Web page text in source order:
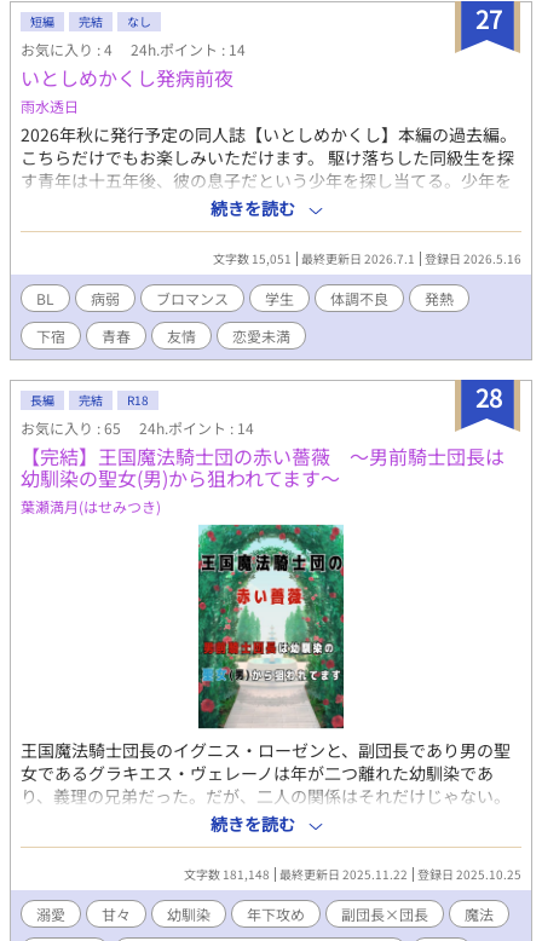
た、まるで全身が宝石で出来ているような超絶美形男子だった。
えーと、確か電気の光と太陽光で色が変わって見える宝石、あっ
たような……。後で聞いたら、そんな風に光によって赤から青に
変化する宝石は『ベキリーブルーガーネット』と言うらしい。何
でも、翠から赤に変化するアレキサンドライトよりも非常に希少
な代物だそうだ。 彼は｜Radius《ラディウス》～ラテン語で
「光源」の意味を持つ、｜Eternal《エターナル》王家の次男らし
い。何だか分からない内に彼に気に入られた俺は、エターナル王
家第二王子の専属侍従として仕える事になっちまったんだ！ し
かもゆくゆくは執事になって欲しいんだとか。 だけど彼は第二
王子。専属についている秘書を始め護衛役や美容師、マッサージ
師などなど。数多く王子と密に接する男たちは沢山いる。そんな
訳で、まずは見習いから、と彼らの指導のもと、仕事を覚えてい
く訳だけど……。皆、王子の寵愛を独占しようと日々蹴落としあ
って熾烈な争いは日常茶飯事だった。そんな中、得体の知れない
俺が王子直々で専属侍従にする、なんていうもんだから、そいつ
らから様々な嫌がらせを受けたりするようになっちまって。それ
は日増しにエスカレートしていく。 大丈夫か？ こんな「ムサ
サビの五能」な俺……果たしてこのまま皇子の寵愛を受け続ける
事が出来るんだろうか？ 更には、第一王子も登場。まるで第二
王子に対抗するかのように俺を引き抜こうとしてみたり、波乱の
予感しかしない。どうなる？ 俺？！
27
短編 完結 なし
お気に入り : 4 24h.ポイント : 14
いとしめかくし発病前夜
雨水透日
2026年秋に発行予定の同人誌【いとしめかくし】本編の過去編。
こちらだけでもお楽しみいただけます。 駆け落ちした同級生を探
す青年は十五年後、彼の息子だという少年を探し当てる。少年を
引き取ることにしたものの青年はその時すでに不治の病に冒され
ていた。少年との暮らしを描いた本編【いとしめかくし】。 この
連載【発病前夜】はその前日譚となる三人の大学生の学生時代を
描くBL要素のあるブロマンス小説です。 ※体調不良、病描写を含
みます。
続きを読む
文字数 15,051 最終更新日 2026.7.1 登録日 2026.5.16
BL 病弱 ブロマンス 学生 体調不良
発熱
下宿
青春 友情 恋愛未満
28
長編 完結 R18
お気に入り : 65 24h.ポイント : 14
【完結】王国魔法騎士団の赤い薔薇 〜男前騎士団長は
幼馴染の聖女(男)から狙われてます〜
葉瀬満月(はせみつき)
王国魔法騎士団長のイグニス・ローゼンと、副団長であり男の聖
女であるグラキエス・ヴェレーノは年が二つ離れた幼馴染であ
り、義理の兄弟だった。だが、二人の関係はそれだけじゃない。
約十五年間、グラキエスはイグニスに片思いをしている。気持ち
を自覚してすぐにアプローチしたグラキエスは、隙あらばボディ
タッチをしてくる変態聖女に大変身を遂げる。 そんな二人を見兼
ねた妹アクアが、「押して駄目なら引いてみろ」作戦を提案。そ
の日を境に同性にまったく興味のなかったイグニスはグラキエス
を意識し始めて……。 スキンシップが激しくなるほど、薔薇の魔
続きを読む
文字数 181,148 最終更新日 2025.11.22 登録日 2025.10.25
溺愛 甘々 幼馴染 年下攻め 副団長×団長
魔法